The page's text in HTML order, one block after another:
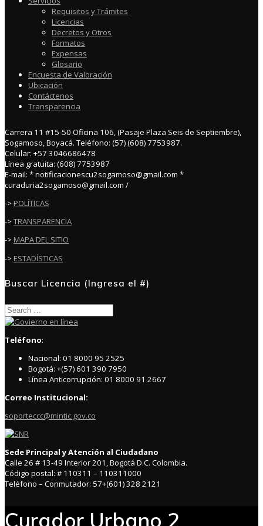
Requisitos y Trámites
Licencias
Decretos y Otros
Formatos
Expensas
Glosario
Encuesta de Valoración
Ubicación
Contáctenos
Transparencia
Carrera 11 #15-50 Oficina 106, (Pasaje Plaza Seis de Septiembre),
Sogamoso, Boyacá. Teléfono: (57) (608) 7753987.
Celular: +57 3046686478
Línea gratuita: (608) 7753987
E-mail: * notificacionescu2sogamoso@gmail.com *
curaduria2sogamoso@gmail.com /
-> POLÍTICAS
-> TRANSPARENCIA
-> MAPA DEL SITIO
-> ESTADÍSTICAS
Buscar Licencia (Ingresa el #)
Search
for:
Teléfono:
Nacional: 01 8000 95 2525
Bogotá: +(57) 601 390 7950
Línea Anticorrupción: 01 8000 91 2667
Correo Institucional:
soporteccc@mintic.gov.co
Sede Principal y Atención al Ciudadano
Calle 26 # 13-49 Interior 201, Bogotá D.C. Colombia.
Código postal: # 110311 – 110311000
Teléfono – Conmutador: 57+(601) 328 2121
Curador Urbano 2